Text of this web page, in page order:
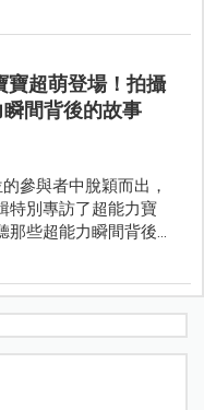
寶超萌登場！拍攝
間背後的故事
參與者中脫穎而出，
特別專訪了超能力寶
那些超能力瞬間背後